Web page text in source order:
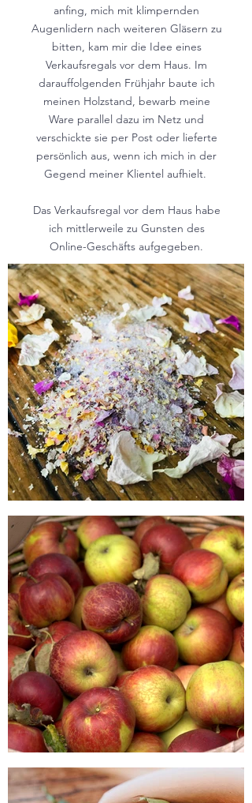
anfing, mich mit klimpernden
Augenlidern nach weiteren Gläsern zu
bitten, kam mir die Idee eines
Verkaufsregals vor dem Haus. Im
darauffolgenden Frühjahr baute ich
meinen Holzstand, bewarb meine
Ware parallel dazu im Netz und
verschickte sie per Post oder lieferte
persönlich aus, wenn ich mich in der
Gegend meiner Klientel aufhielt.
Das Verkaufsregal vor dem Haus habe
ich mittlerweile zu Gunsten des
Online-Geschäfts aufgegeben.